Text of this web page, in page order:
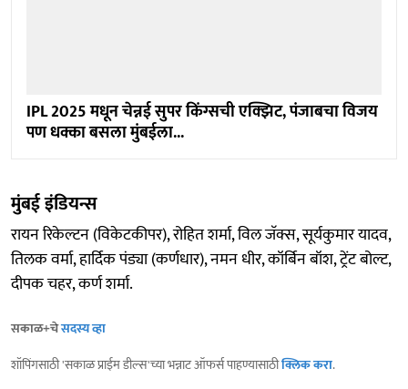
IPL 2025 मधून चेन्नई सुपर किंग्सची एक्झिट, पंजाबचा विजय
पण धक्का बसला मुंबईला...
मुंबई इंडियन्स
रायन रिकेल्टन (विकेटकीपर), रोहित शर्मा, विल जॅक्स, सूर्यकुमार यादव,
तिलक वर्मा, हार्दिक पंड्या (कर्णधार), नमन धीर, कॉर्बिन बॉश, ट्रेंट बोल्ट,
दीपक चहर, कर्ण शर्मा.
सकाळ+चेसदस्य व्हा
शॉपिंगसाठी 'सकाळ प्राईम डील्स'च्या भन्नाट ऑफर्स पाहण्यासाठीक्लिक करा.